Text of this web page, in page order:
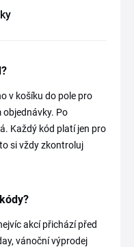
v košíku do pole pro
objednávky. Po
Každý kód platí jen pro
si vždy zkontroluj
akcí přichází před
vánoční výprodej